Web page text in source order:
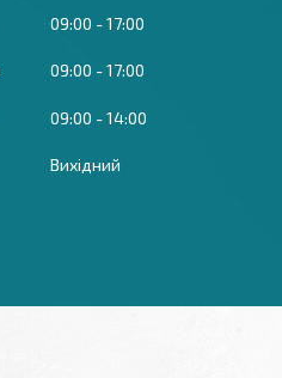
09:00 17:00
09:00 17:00
09:00 14:00
Вихідний